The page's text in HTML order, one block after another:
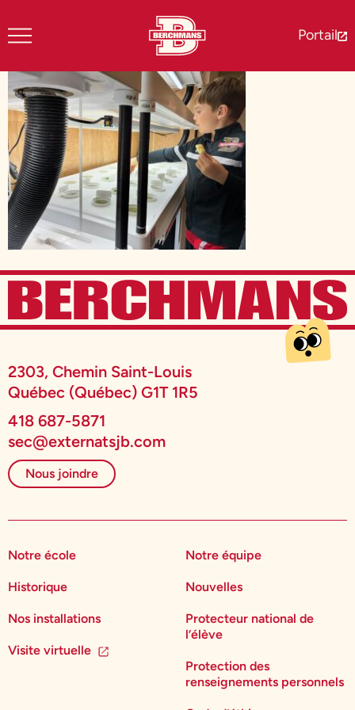
Portail
2303, Chemin Saint-Louis
Québec (Québec) G1T 1R5
418 687-5871
sec@externatsjb.com
Nous joindre
Notre école
Historique
Nos installations
Visite virtuelle
Notre équipe
Nouvelles
Protecteur national de
l’élève
Protection des
renseignements personnels